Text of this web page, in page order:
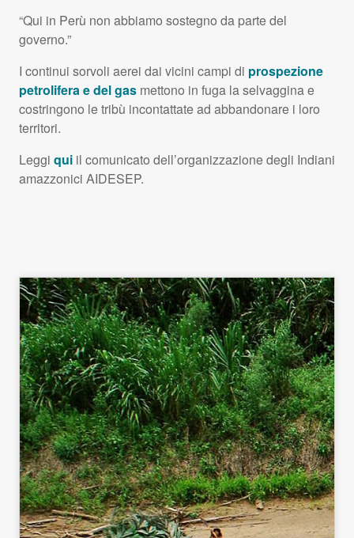
“Qui in Perù non abbiamo sostegno da parte del
governo.”
I continui sorvoli aerei dai vicini campi di prospezione
petrolifera e del gas mettono in fuga la selvaggina e
costringono le tribù incontattate ad abbandonare i loro
territori.
Leggi qui il comunicato dell’organizzazione degli Indiani
amazzonici AIDESEP.